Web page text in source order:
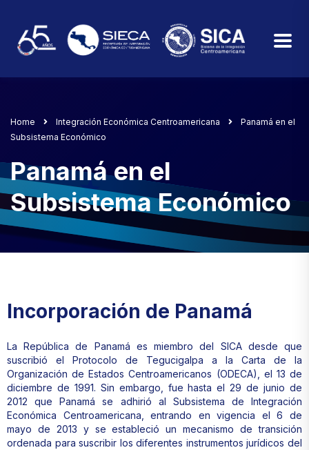
Home Integración Económica Centroamericana
Panamá en el
Subsistema Económico
Panamá en el
Subsistema Económico
Incorporación de Panamá
La República de Panamá es miembro del SICA desde que
suscribió el Protocolo de Tegucigalpa a la Carta de la
Organización de Estados Centroamericanos (ODECA), el 13 de
diciembre de 1991. Sin embargo, fue hasta el 29 de junio de
2012 que Panamá se adhirió al Subsistema de Integración
Económica Centroamericana, entrando en vigencia el 6 de
mayo de 2013 y se estableció un mecanismo de transición
ordenada para suscribir los diferentes instrumentos jurídicos del